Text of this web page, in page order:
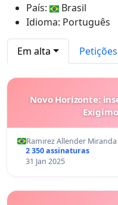
País:
Brasil
Idioma: Português
Em alta
Novo Horizonte:
Ramirez Allender
2 350 assinaturas
31 Jan 2025